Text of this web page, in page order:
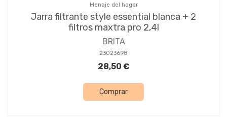
Menaje del hogar
Jarra filtrante style essential blanca + 2
filtros maxtra pro 2,4l
BRITA
23023698
28,50 €
Comprar